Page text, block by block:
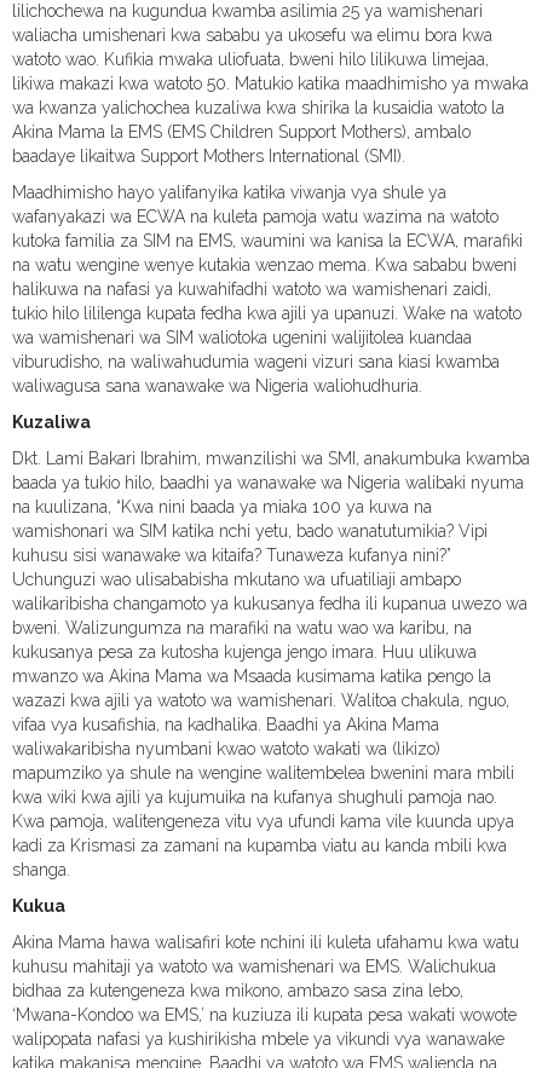
lilichochewa na kugundua kwamba asilimia 25 ya wamishenari
waliacha umishenari kwa sababu ya ukosefu wa elimu bora kwa
watoto wao. Kufikia mwaka uliofuata, bweni hilo lilikuwa limejaa,
likiwa makazi kwa watoto 50. Matukio katika maadhimisho ya mwaka
wa kwanza yalichochea kuzaliwa kwa shirika la kusaidia watoto la
Akina Mama la EMS (EMS Children Support Mothers), ambalo
baadaye likaitwa Support Mothers International (SMI).
Maadhimisho hayo yalifanyika katika viwanja vya shule ya
wafanyakazi wa ECWA na kuleta pamoja watu wazima na watoto
kutoka familia za SIM na EMS, waumini wa kanisa la ECWA, marafiki
na watu wengine wenye kutakia wenzao mema. Kwa sababu bweni
halikuwa na nafasi ya kuwahifadhi watoto wa wamishenari zaidi,
tukio hilo lililenga kupata fedha kwa ajili ya upanuzi. Wake na watoto
wa wamishenari wa SIM waliotoka ugenini walijitolea kuandaa
viburudisho, na waliwahudumia wageni vizuri sana kiasi kwamba
waliwagusa sana wanawake wa Nigeria waliohudhuria.
Kuzaliwa
Dkt. Lami Bakari Ibrahim, mwanzilishi wa SMI, anakumbuka kwamba
baada ya tukio hilo, baadhi ya wanawake wa Nigeria walibaki nyuma
na kuulizana, “Kwa nini baada ya miaka 100 ya kuwa na
wamishonari wa SIM katika nchi yetu, bado wanatutumikia? Vipi
kuhusu sisi wanawake wa kitaifa? Tunaweza kufanya nini?”
Uchunguzi wao ulisababisha mkutano wa ufuatiliaji ambapo
walikaribisha changamoto ya kukusanya fedha ili kupanua uwezo wa
bweni. Walizungumza na marafiki na watu wao wa karibu, na
kukusanya pesa za kutosha kujenga jengo imara. Huu ulikuwa
mwanzo wa Akina Mama wa Msaada kusimama katika pengo la
wazazi kwa ajili ya watoto wa wamishenari. Walitoa chakula, nguo,
vifaa vya kusafishia, na kadhalika. Baadhi ya Akina Mama
waliwakaribisha nyumbani kwao watoto wakati wa (likizo)
mapumziko ya shule na wengine walitembelea bwenini mara mbili
kwa wiki kwa ajili ya kujumuika na kufanya shughuli pamoja nao.
Kwa pamoja, walitengeneza vitu vya ufundi kama vile kuunda upya
kadi za Krismasi za zamani na kupamba viatu au kanda mbili kwa
shanga.
Kukua
Akina Mama hawa walisafiri kote nchini ili kuleta ufahamu kwa watu
kuhusu mahitaji ya watoto wa wamishenari wa EMS. Walichukua
bidhaa za kutengeneza kwa mikono, ambazo sasa zina lebo,
‘Mwana-Kondoo wa EMS,’ na kuziuza ili kupata pesa wakati wowote
walipopata nafasi ya kushirikisha mbele ya vikundi vya wanawake
katika makanisa mengine. Baadhi ya watoto wa EMS walienda na